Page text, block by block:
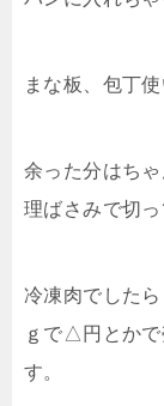
まな板、包丁
余った分はち
理ばさみで切
冷凍肉でした
ｇで△円とかで
す。